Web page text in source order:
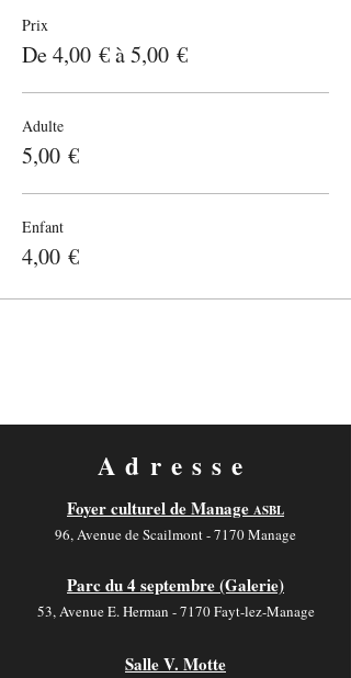
Prix
De 4,00 € à 5,00 €
Adulte
5,00 €
Enfant
4,00 €
Adresse
Foyer culturel de Manage ASBL
96, Avenue de Scailmont - 7170 Manage
Parc du 4 septembre (Galerie)
53, Avenue E. Herman - 7170 Fayt-lez-Manage
Salle V. Motte